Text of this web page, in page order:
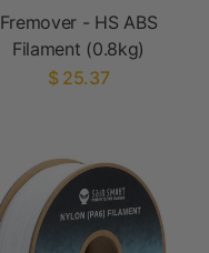
Fremover - HS ABS
Filament (0.8kg)
$ 25.37